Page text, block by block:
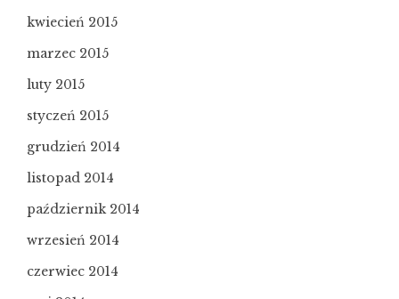
kwiecień 2015
marzec 2015
luty 2015
styczeń 2015
grudzień 2014
listopad 2014
październik 2014
wrzesień 2014
czerwiec 2014